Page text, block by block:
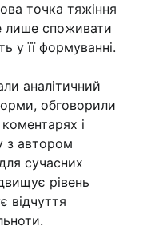
точка тяжіння
лише споживати
у її формуванні.
аналітичний
обговорили
і
з автором
сучасних
рівень
відчуття